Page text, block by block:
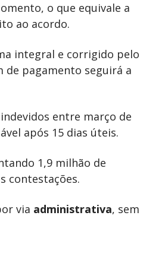
o que equivale a
ao acordo.
integral e corrigido pelo
de pagamento seguirá a
entre março de
após 15 dias úteis.
1,9 milhão de
contestações.
via administrativa, sem